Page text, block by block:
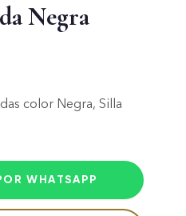
Negra
color Negra, Silla
WHATSAPP